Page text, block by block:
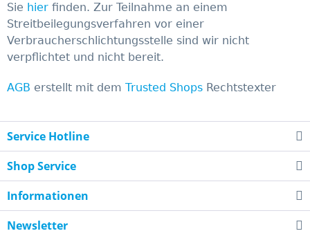
Sie hier finden. Zur Teilnahme an einem
Streitbeilegungsverfahren vor einer
Verbraucherschlichtungsstelle sind wir nicht
verpflichtet und nicht bereit.
AGB erstellt mit dem Trusted Shops Rechtstexter
Service Hotline
Shop Service
Informationen
Newsletter